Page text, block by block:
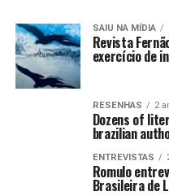
SAIU NA MÍDIA
Revista
exercício de
RESENHAS 2
Dozens of
brazilian
ENTREVISTAS
Romulo
Brasileira de